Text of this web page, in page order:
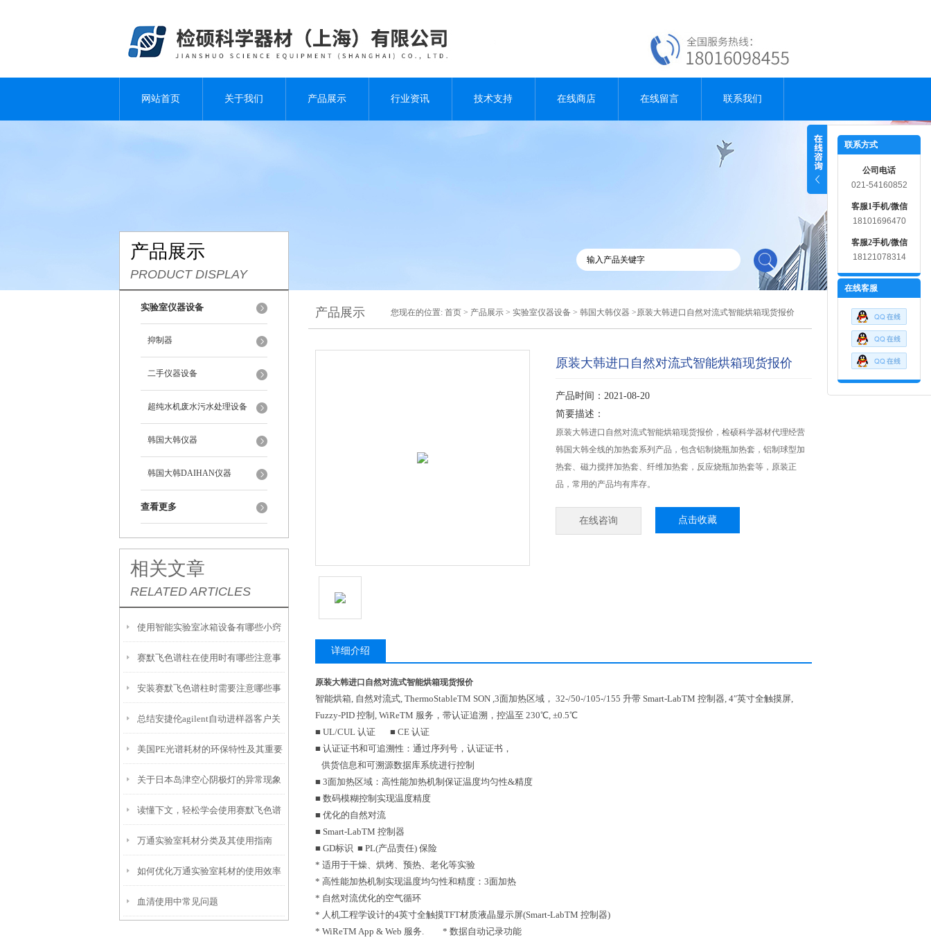
网站首页 关于我们 产品展示 行业资讯 技术支持 在线商店 在线留言 联系我们
产品展示
PRODUCT DISPLAY
实验室仪器设备
抑制器
二手仪器设备
超纯水机废水污水处理设备
韩国大韩仪器
韩国大韩DAIHAN仪器
查看更多
相关文章
RELATED ARTICLES
使用智能实验室冰箱设备有哪些小窍
门？
赛默飞色谱柱在使用时有哪些注意事
项？
安装赛默飞色谱柱时需要注意哪些事
项？
总结安捷伦agilent自动进样器客户关
注的问题
美国PE光谱耗材的环保特性及其重要
性
关于日本岛津空心阴极灯的异常现象
及处理方法
读懂下文，轻松学会使用赛默飞色谱
柱
万通实验室耗材分类及其使用指南
如何优化万通实验室耗材的使用效率
血清使用中常见问题
产品展示 您现在的位置: 首页 > 产品展示 > 实验室仪器设备 > 韩国大韩仪器 >原装大韩进口自然对流式智能烘箱现货报价
原装大韩进口自然对流式智能烘箱现货报价
产品时间：2021-08-20
简要描述：
原装大韩进口自然对流式智能烘箱现货报价，检硕科学器材代理经营
韩国大韩全线的加热套系列产品，包含铝制烧瓶加热套，铝制球型加
热套、磁力搅拌加热套、纤维加热套，反应烧瓶加热套等，原装正
品，常用的产品均有库存。
在线咨询 点击收藏
详细介绍
原装大韩进口自然对流式智能烘箱现货报价
智能烘箱, 自然对流式, ThermoStableTM SON ,3面加热区域， 32-/50-/105-/155 升带 Smart-LabTM 控制器, 4″英寸全触摸屏,
Fuzzy-PID 控制, WiReTM 服务，带认证追溯，控温至 230℃, ±0.5℃
■ UL/CUL 认证 ■ CE 认证
■ 认证证书和可追溯性：通过序列号，认证证书，
供货信息和可溯源数据库系统进行控制
■ 3面加热区域：高性能加热机制保证温度均匀性&精度
■ 数码模糊控制实现温度精度
■ 优化的自然对流
■ Smart-LabTM 控制器
■ GD标识 ■ PL(产品责任) 保险
* 适用于干燥、烘烤、预热、老化等实验
* 高性能加热机制实现温度均匀性和精度：3面加热
* 自然对流优化的空气循环
* 人机工程学设计的4英寸全触摸TFT材质液晶显示屏(Smart-LabTM 控制器)
* WiReTM App & Web 服务. * 数据自动记录功能
联系方式
公司电话
021-54160852
客服1手机/微信
18101696470
客服2手机/微信
18121078314
在线客服